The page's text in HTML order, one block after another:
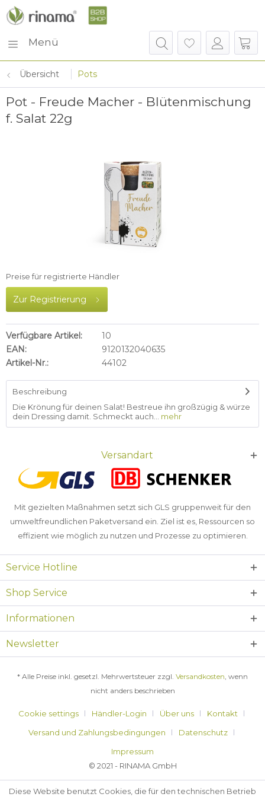
Menü
Übersicht Pots
Pot - Freude Macher - Blütenmischung
f. Salat 22g
Preise für registrierte Händler
Zur Registrierung
Verfügbare Artikel:
10
EAN:
9120132040635
Artikel-Nr.:
44102
Beschreibung
Die Krönung für deinen Salat! Bestreue ihn großzügig & würze
dein Dressing damit. Schmeckt auch...
mehr
Versandart
Mit gezielten Maßnahmen setzt sich GLS gruppenweit für den
umweltfreundlichen Paketversand ein. Ziel ist es, Ressourcen so
effizient wie möglich zu nutzen und Prozesse zu optimieren.
Service Hotline
Shop Service
Informationen
Newsletter
* Alle Preise inkl. gesetzl. Mehrwertsteuer zzgl. Versandkosten, wenn
nicht anders beschrieben
Cookie settings Händler-Login Über uns
Kontakt
Versand und Zahlungsbedingungen
Datenschutz
Impressum
© 2021 - RINAMA GmbH
Diese Website benutzt Cookies, die für den technischen Betrieb